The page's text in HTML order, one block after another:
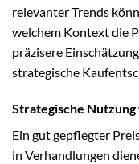
relevanter Trends
welchem Kontext die
präzisere
strategische
Strategische
Ein gut gepflegter
in Verhandlungen